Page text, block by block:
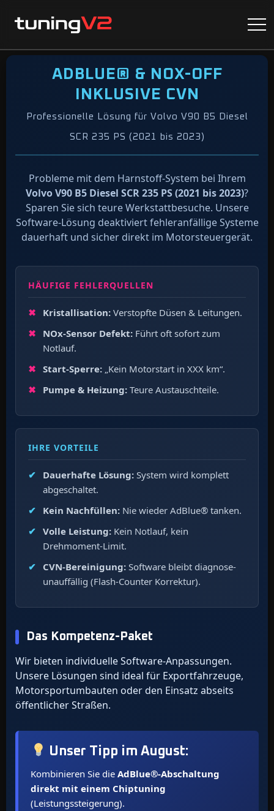
ADBLUE® & NOX-OFF
INKLUSIVE CVN
Professionelle Lösung für Volvo V90 B5 Diesel
SCR 235 PS (2021 bis 2023)
Probleme mit dem Harnstoff-System bei Ihrem
Volvo V90 B5 Diesel SCR 235 PS (2021 bis 2023)?
Sparen Sie sich teure Werkstattbesuche. Unsere
Software-Lösung deaktiviert fehleranfällige Systeme
dauerhaft und sicher direkt im Motorsteuergerät.
HÄUFIGE FEHLERQUELLEN
Kristallisation: Verstopfte Düsen & Leitungen.
NOx-Sensor Defekt: Führt oft sofort zum
Notlauf.
Start-Sperre: „Kein Motorstart in XXX km“.
Pumpe & Heizung: Teure Austauschteile.
IHRE VORTEILE
Dauerhafte Lösung: System wird komplett
abgeschaltet.
Kein Nachfüllen: Nie wieder AdBlue® tanken.
Volle Leistung: Kein Notlauf, kein
Drehmoment-Limit.
CVN-Bereinigung: Software bleibt diagnose-
unauffällig (Flash-Counter Korrektur).
Das Kompetenz-Paket
Wir bieten individuelle Software-Anpassungen.
Unsere Lösungen sind ideal für Exportfahrzeuge,
Motorsportumbauten oder den Einsatz abseits
öffentlicher Straßen.
Unser Tipp imAugust:
Kombinieren Sie die AdBlue®-Abschaltung
direkt mit einem Chiptuning
(Leistungssteigerung).